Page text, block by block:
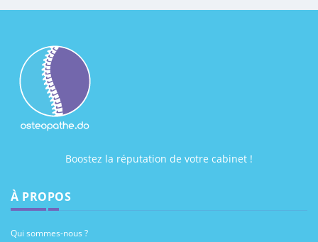
Boostez la réputation de votre cabinet !
À PROPOS
Qui sommes-nous ?